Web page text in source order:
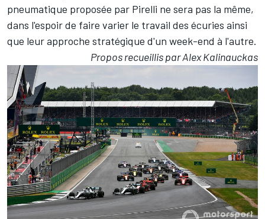
pneumatique proposée par Pirelli ne sera pas la même,
dans l'espoir de faire varier le travail des écuries ainsi
que leur approche stratégique d'un week-end à l'autre.
Propos recueillis par Alex Kalinauckas